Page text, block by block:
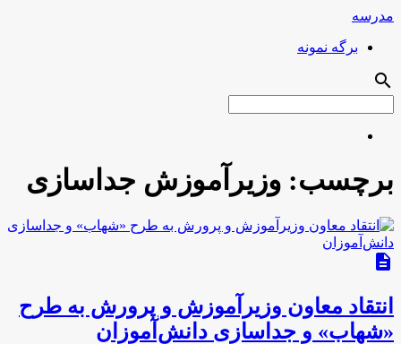
مدرسه
برگه نمونه
search
برچسب: وزیرآموزش جداسازی
description
انتقاد معاون وزیرآموزش و پرورش به طرح
«شهاب» و جداسازی دانش‌آموزان